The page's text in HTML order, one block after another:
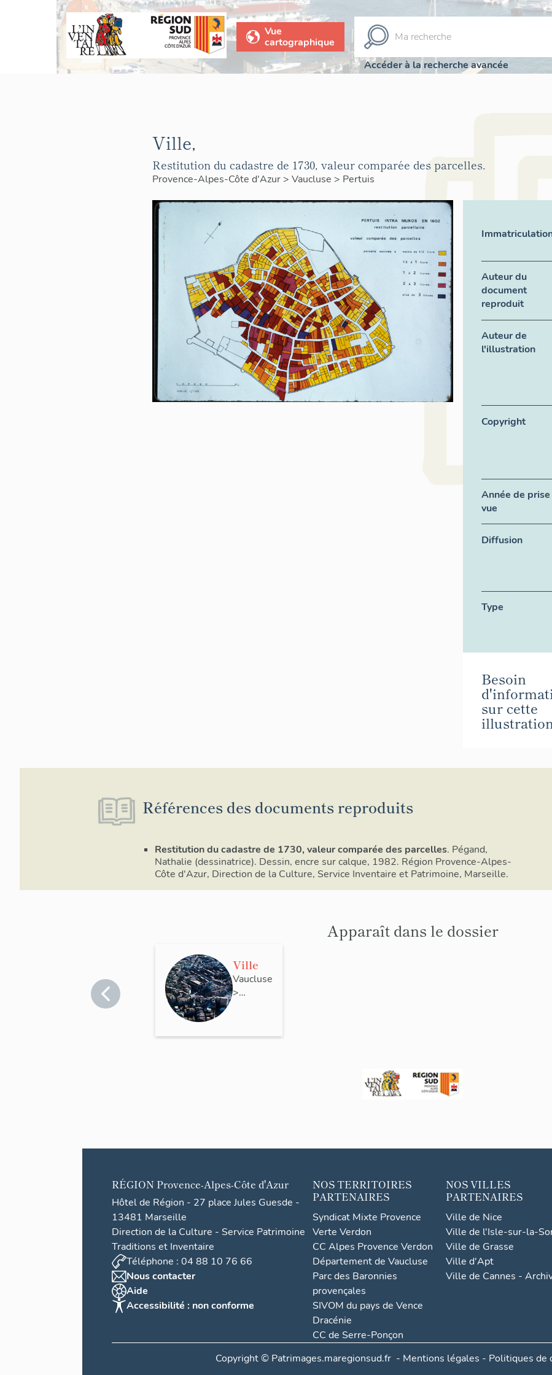
Vue
cartographique
Accéder à la recherche avancée
Ville,
Restitution du cadastre de 1730, valeur comparée des parcelles.
Provence-Alpes-Côte d'Azur> Vaucluse > Pertuis
Auteur du
document
reproduit
Auteur de
l'illustration
Copyright
Année de
vue
Diffusion
Type
Besoin
sur cette
Références des documents reproduits
Restitution du cadastre de 1730, valeur comparée des parcelles. Pégand,
Nathalie (dessinatrice). Dessin, encre sur calque, 1982. Région Provence-Alpes-
Côte d'Azur, Direction de la Culture, Service Inventaire et Patrimoine, Marseille.
Apparaît dans le dossier
Ville
Vaucluse
>
RÉGION Provence-Alpes-Côte d'Azur
Hôtel de Région - 27 place Jules Guesde -
13481 Marseille
Direction de la Culture - Service Patrimoine
Traditions et Inventaire
Téléphone : 04 88 10 76 66
Nous contacter
Aide
Accessibilité : non conforme
NOS TERRITOIRES
PARTENAIRES
Syndicat Mixte Provence
Verte Verdon
CC Alpes Provence Verdon
Département de Vaucluse
Parc des Baronnies
provençales
SIVOM du pays de Vence
Dracénie
CC de Serre-Ponçon
NOS VILLES
PARTENAIRES
Ville de Nice
Ville de l'Isle-sur-la-
Ville de Grasse
Ville d'Apt
Ville de Cannes -
Copyright © Patrimages.maregionsud.fr- Mentions légales - Politiques de